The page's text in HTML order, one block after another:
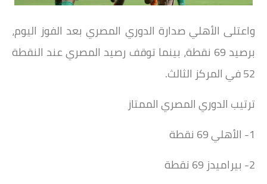
واعتلى الأهلي صدارة الدوري المصري بعد الفوز اليوم،
برصيد 69 نقطة، بينما توقف رصيد المصري عند النقطة
52 في المركز الثالث.
ترتيب الدوري المصري الممتاز
1- الأهلي 69 نقطة
2- بيراميدز 69 نقطة